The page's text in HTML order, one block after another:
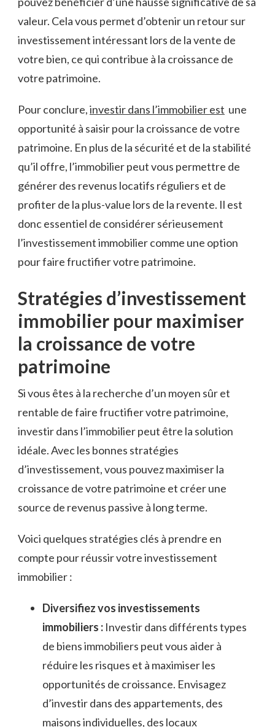
valeur. Cela ‍vous permet d’obtenir⁢ un retour ‌sur
investissement intéressant lors⁤ de la vente de
votre bien, ce qui contribue à​ la croissance ​de
votre ‌patrimoine.
Pour conclure,⁤investir dans‍ l’immobilier est ⁤ une⁤
opportunité à saisir pour la croissance de ⁢votre
patrimoine. ​En plus de la ⁣sécurité et‍ de la stabilité⁢
qu’il offre, l’immobilier peut vous permettre de ​
générer des ⁢revenus locatifs réguliers et ‍de
profiter de la plus-value lors de⁣ la revente. ​Il est
donc essentiel de considérer sérieusement
l’investissement immobilier comme une option
pour⁢ faire fructifier votre patrimoine.
Stratégies d’investissement
immobilier pour maximiser
⁢la​ croissance de⁤ votre
⁣patrimoine
Si vous​ êtes ​à la⁤ recherche d’un moyen sûr​ et
rentable de faire ‍fructifier‌ votre patrimoine,
investir dans l’immobilier peut être ⁤la solution
⁤idéale. Avec les bonnes stratégies
d’investissement, ⁤vous pouvez maximiser la
croissance de votre patrimoine et ‍créer une
source de revenus passive à long terme.
Voici quelques stratégies clés à prendre en
compte pour réussir⁢ votre investissement
immobilier​ :
Diversifiez vos investissements
immobiliers : Investir dans différents types⁤
de biens immobiliers⁣ peut vous aider à
réduire les⁣ risques et‍ à maximiser les
opportunités de croissance. Envisagez
d’investir dans des appartements, des
maisons individuelles, des locaux